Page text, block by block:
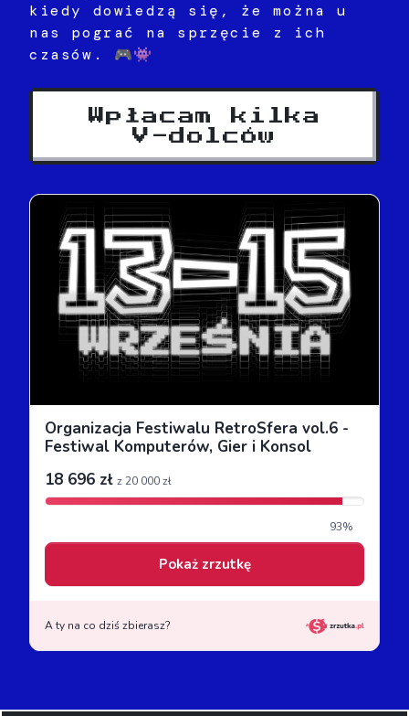
kiedy dowiedzą się, że można u
nas pograć na sprzęcie z ich
czasów. 🎮👾
Wpłacam kilka
V-dolców